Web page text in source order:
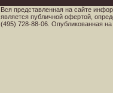
Вся представленная на сайте
является публичной офертой,
(495) 728-88-06. Опубликованная